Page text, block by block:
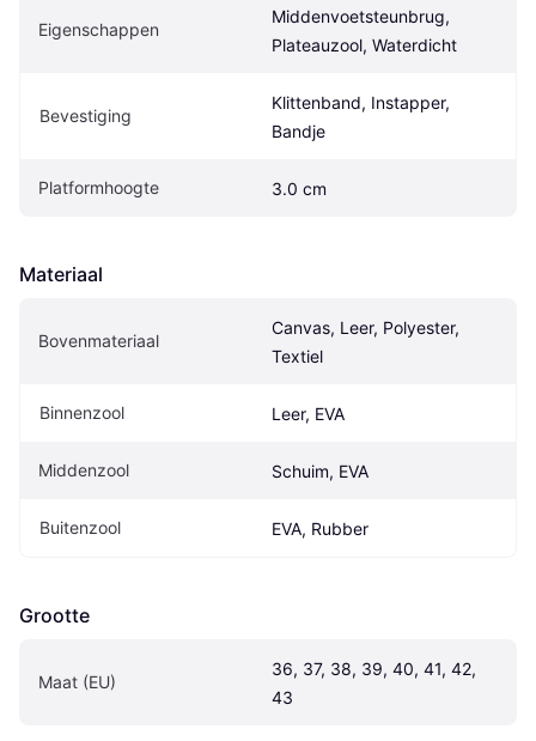
Eigenschappen
Middenvoetsteunbrug,
Plateauzool, Waterdicht
Bevestiging
Klittenband, Instapper,
Bandje
Platformhoogte 3.0 cm
Materiaal
Bovenmateriaal
Canvas, Leer, Polyester,
Textiel
Binnenzool Leer, EVA
Middenzool Schuim, EVA
Buitenzool EVA, Rubber
Grootte
Maat (EU)
36, 37, 38, 39, 40, 41, 42,
43